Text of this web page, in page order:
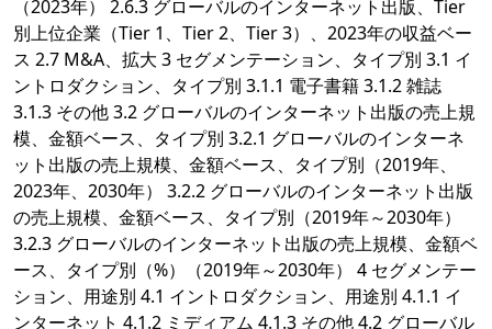
（2023年） 2.6.3 グローバルのインターネット出版、Tier
別上位企業（Tier 1、Tier 2、Tier 3）、2023年の収益ベー
ス 2.7 M&A、拡大 3 セグメンテーション、タイプ別 3.1 イ
ントロダクション、タイプ別 3.1.1 電子書籍 3.1.2 雑誌
3.1.3 その他 3.2 グローバルのインターネット出版の売上規
模、金額ベース、タイプ別 3.2.1 グローバルのインターネ
ット出版の売上規模、金額ベース、タイプ別（2019年、
2023年、2030年） 3.2.2 グローバルのインターネット出版
の売上規模、金額ベース、タイプ別（2019年～2030年）
3.2.3 グローバルのインターネット出版の売上規模、金額ベ
ース、タイプ別（%）（2019年～2030年） 4 セグメンテー
ション、用途別 4.1 イントロダクション、用途別 4.1.1 イ
ンターネット 4.1.2 ミディアム 4.1.3 その他 4.2 グローバル